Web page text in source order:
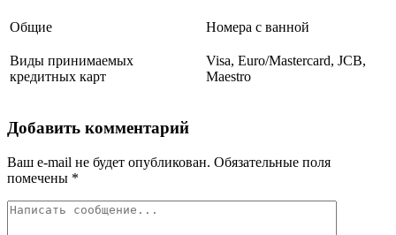
Общие Номера с ванной
Виды принимаемых
кредитных карт
Visa, Euro/Mastercard, JCB,
Maestro
Добавить комментарий
Ваш e-mail не будет опубликован. Обязательные поля
помечены *